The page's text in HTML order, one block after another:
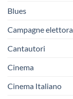
Blues
Campagne
Cantautori
Cinema
Cinema Italiano